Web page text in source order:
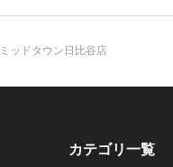
ッドタウン日比谷店
カテゴリ一覧